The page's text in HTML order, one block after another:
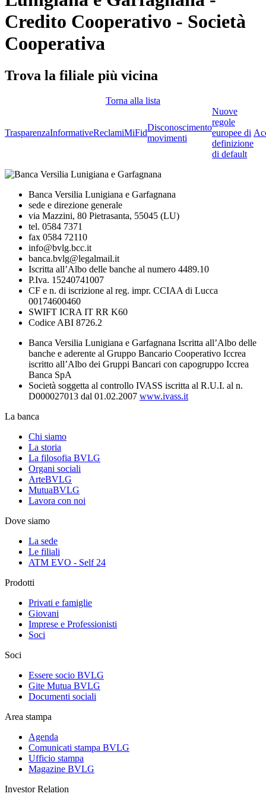
Credito Cooperativo - Società
Cooperativa
Trova la filiale più vicina
Torna alla lista
TrasparenzaInformativeReclamiMiFid
Disconoscimento
movimenti
Nuove
regole
europee di
definizione
di default
Banca Versilia Lunigiana e Garfagnana
sede e direzione generale
via Mazzini, 80 Pietrasanta, 55045 (LU)
tel. 0584 7371
fax 0584 72110
info@bvlg.bcc.it
banca.bvlg@legalmail.it
Iscritta all’Albo delle banche al numero 4489.10
P.Iva. 15240741007
CF e n. di iscrizione al reg. impr. CCIAA di Lucca
00174600460
SWIFT ICRA IT RR K60
Codice ABI 8726.2
Banca Versilia Lunigiana e Garfagnana Iscritta all’Albo delle
banche e aderente al Gruppo Bancario Cooperativo Iccrea
iscritto all’Albo dei Gruppi Bancari con capogruppo Iccrea
Banca SpA
Società soggetta al controllo IVASS iscritta al R.U.I. al n.
D000027013 dal 01.02.2007 www.ivass.it
La banca
Chi siamo
La storia
La filosofia BVLG
Organi sociali
ArteBVLG
MutuaBVLG
Lavora con noi
Dove siamo
La sede
Le filiali
ATM EVO - Self 24
Prodotti
Privati e famiglie
Giovani
Imprese e Professionisti
Soci
Soci
Essere socio BVLG
Gite Mutua BVLG
Documenti sociali
Area stampa
Agenda
Comunicati stampa BVLG
Ufficio stampa
Magazine BVLG
Investor Relation